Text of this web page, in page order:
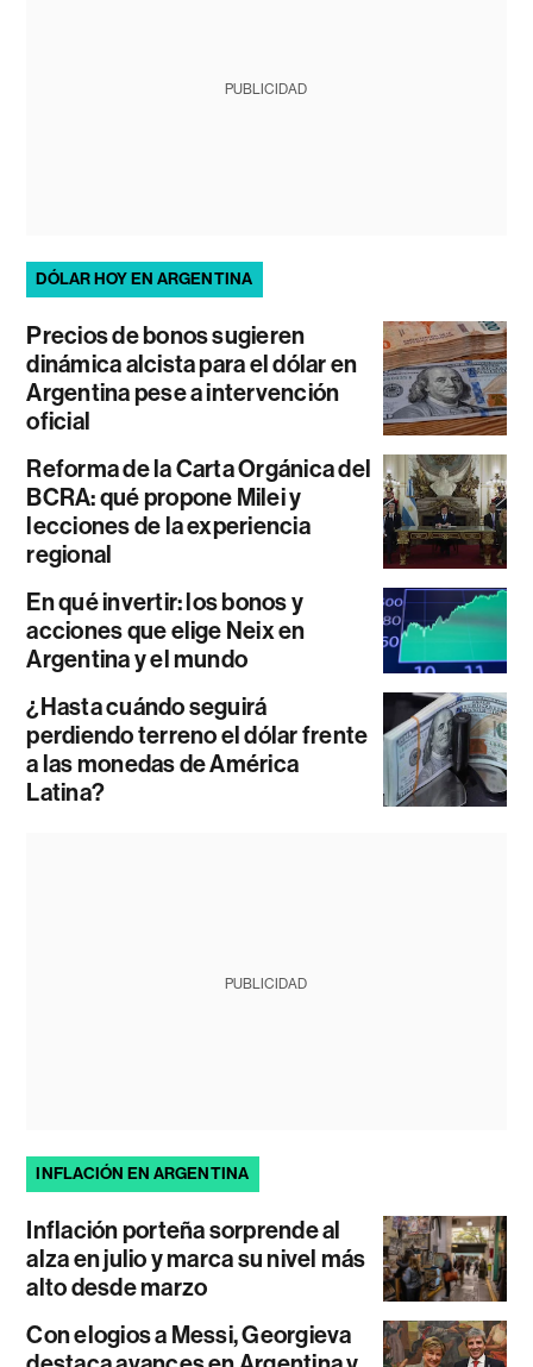
PUBLICIDAD
DÓLAR HOY EN ARGENTINA
Precios de bonos sugieren
dinámica alcista para el dólar en
Argentina pese a intervención
oficial
Reforma de la Carta Orgánica del
BCRA: qué propone Milei y
lecciones de la experiencia
regional
En qué invertir: los bonos y
acciones que elige Neix en
Argentina y el mundo
¿Hasta cuándo seguirá
perdiendo terreno el dólar frente
a las monedas de América
Latina?
PUBLICIDAD
INFLACIÓN EN ARGENTINA
Inflación porteña sorprende al
alza en julio y marca su nivel más
alto desde marzo
Con elogios a Messi, Georgieva